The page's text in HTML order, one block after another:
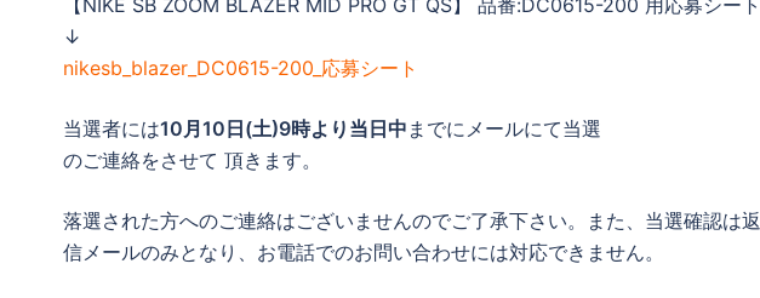
↓
nikesb_blazer_DC0615-200_応募シート
当選者には10月10日(土)9時より当日中 までにメールにて当選
のご連絡をさせて 頂きます。
落選された方へのご連絡はございませんのでご了承下さい。また、当選確認は返
信メールのみとなり、お電話でのお問い合わせには対応できません。